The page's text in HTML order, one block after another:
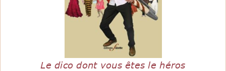
Le dico dont vous êtes le héros